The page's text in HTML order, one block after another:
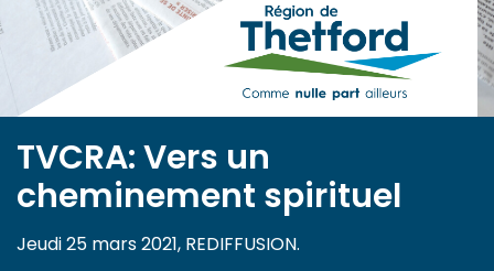
TVCRA: Vers un
cheminement spirituel
Jeudi 25 mars 2021, REDIFFUSION.